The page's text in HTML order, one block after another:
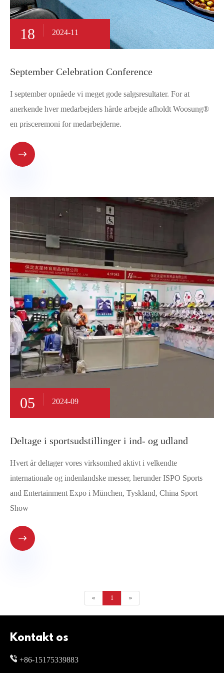
18 2024-11
September Celebration Conference
I september opnåede vi meget gode salgsresultater. For at
anerkende hver medarbejders hårde arbejde afholdt Woosung®
en prisceremoni for medarbejderne.

05 2024-09
Deltage i sportsudstillinger i ind- og udland
Hvert år deltager vores virksomhed aktivt i velkendte
internationale og indenlandske messer, herunder ISPO Sports
and Entertainment Expo i München, Tyskland, China Sport
Show

« 1 »
Kontakt os
+86-15175339883